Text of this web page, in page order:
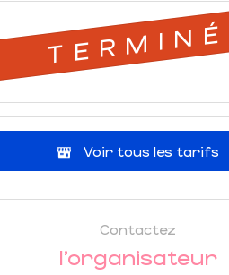
TERMINÉ
Voir tous les tarifs
Contactez
l'organisateur